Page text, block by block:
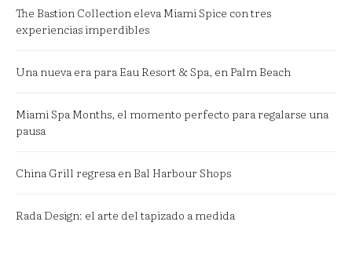
The Bastion Collection eleva Miami Spice con tres
experiencias imperdibles
Una nueva era para Eau Resort & Spa, en Palm Beach
Miami Spa Months, el momento perfecto para regalarse una
pausa
China Grill regresa en Bal Harbour Shops
Rada Design: el arte del tapizado a medida